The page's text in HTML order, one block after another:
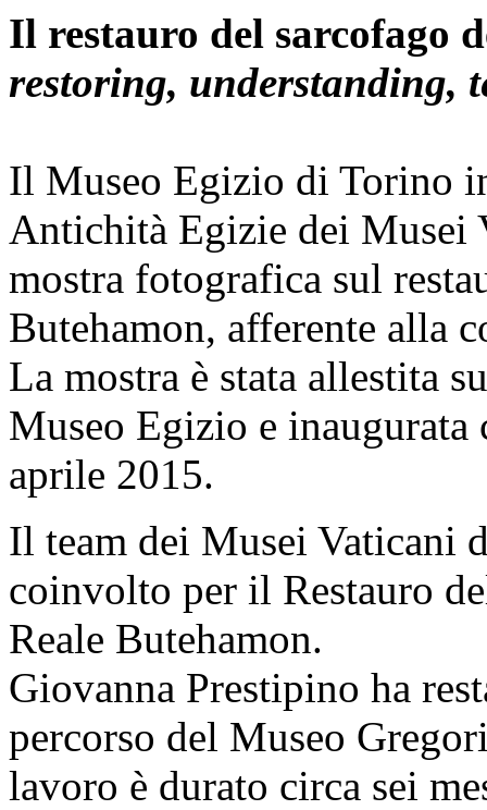
Il restauro del sarcofago
restoring, understanding,
Il Museo Egizio di Torino
Antichità Egizie dei Musei
mostra fotografica sul
Butehamon, afferente alla
La mostra è stata allestita
Museo Egizio e inaugurata
aprile 2015.
Il team dei Musei Vaticani
coinvolto per il Restauro
Reale Butehamon.
Giovanna Prestipino ha
percorso del Museo
lavoro è durato circa sei